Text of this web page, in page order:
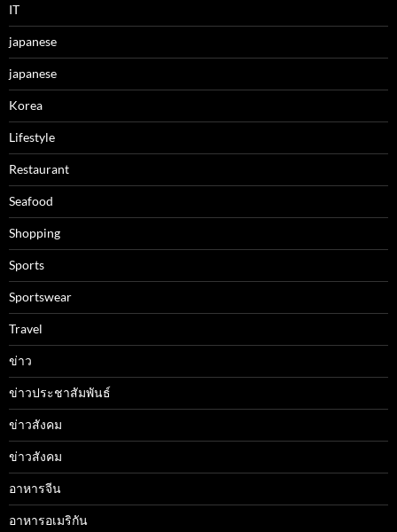
IT
japanese
japanese
Korea
Lifestyle
Restaurant
Seafood
Shopping
Sports
Sportswear
Travel
ข่าว
ข่าวประชาสัมพันธ์
ข่าวสังคม
ข่าวสังคม
อาหารจีน
อาหารอเมริกัน